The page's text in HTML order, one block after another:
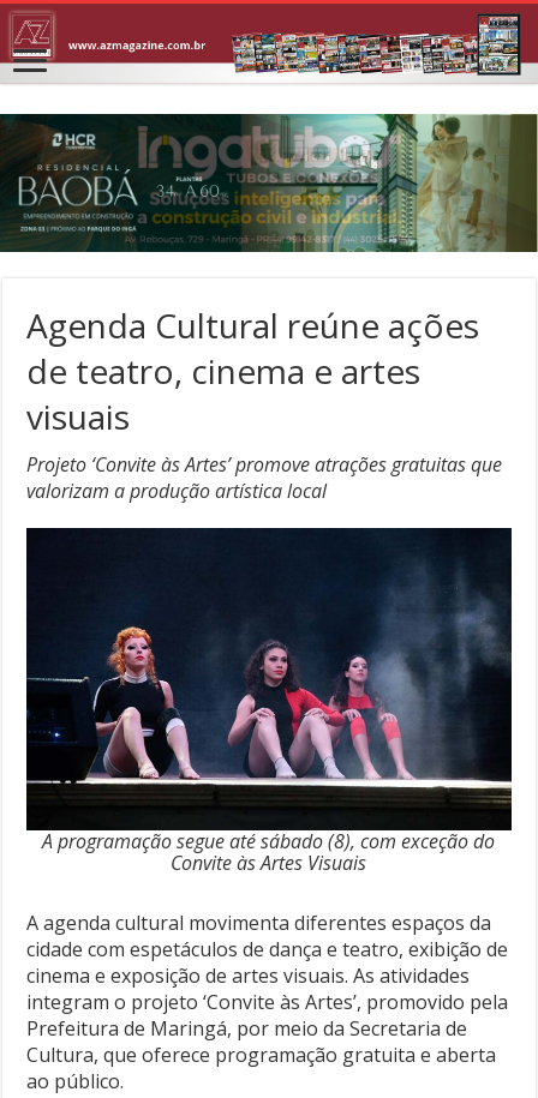
Agenda Cultural reúne ações
de teatro, cinema e artes
visuais
Projeto ‘Convite às Artes’ promove atrações gratuitas que
valorizam a produção artística local
A programação segue até sábado (8), com exceção do
Convite às Artes Visuais
A agenda cultural movimenta diferentes espaços da
cidade com espetáculos de dança e teatro, exibição de
cinema e exposição de artes visuais. As atividades
integram o projeto ‘Convite às Artes’, promovido pela
Prefeitura de Maringá, por meio da Secretaria de
Cultura, que oferece programação gratuita e aberta
ao público.